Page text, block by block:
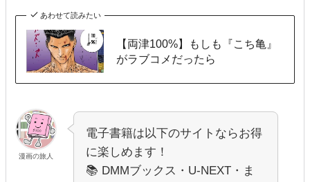
あわせて読みたい
【両津100%】もしも『こち亀』
がラブコメだったら
漫画の旅人
電子書籍は以下のサイトならお得
に楽しめます！
📚 DMMブックス・U-NEXT・ま